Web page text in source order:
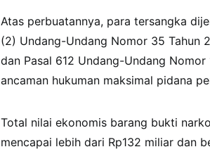
Atas perbuatannya, para tersangka
(2) Undang-Undang Nomor 35 Tahun
dan Pasal 612 Undang-Undang
ancaman hukuman maksimal pidana
Total nilai ekonomis barang bukti
mencapai lebih dari Rp132 miliar dan